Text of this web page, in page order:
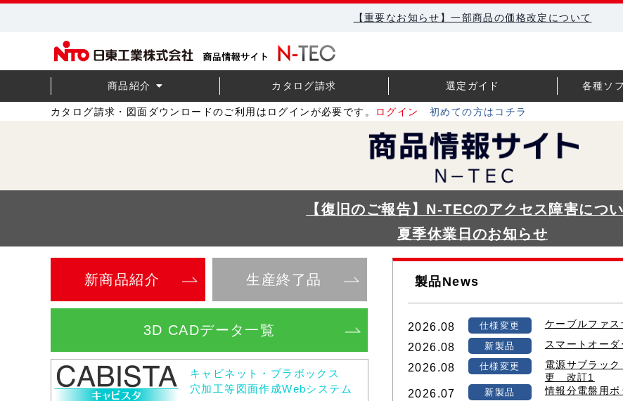
【重要なお知らせ】一部商品の価格改定について
商品紹介 カタログ請求 選定ガイド 各種ソ
カタログ請求・図面ダウンロードのご利用はログインが必要です。 ログイン 初めての方はコチラ
【復旧のご報告】N-TECのアクセス障害につ
夏季休業日のお知らせ
新商品紹介 生産終了品
3D CADデータ一覧
キャビネット・プラボックス
穴加工等図面作成Webシステム
製品News
2026.08 仕様変更 ケーブルファ
2026.08 新製品 スマートオー
2026.08 仕様変更
電源サブラッ
更 改訂1
2026.07 新製品 情報分電盤用